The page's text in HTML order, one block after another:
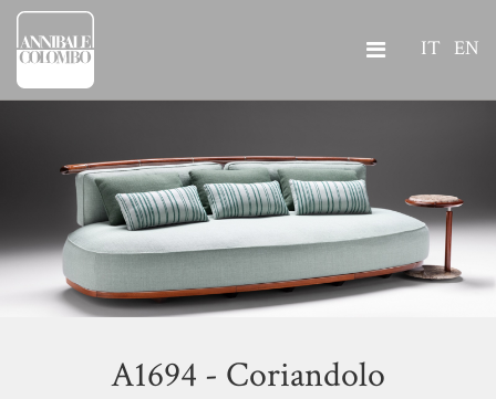
IT EN
A1694 - Coriandolo